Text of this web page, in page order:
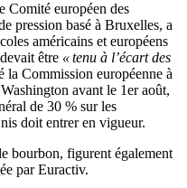
Comité européen des
pression basé à Bruxelles, a
américains et européens
être « tenu à l’écart des
la Commission européenne à
avant le 1er août,
de 30 % sur les
doit entrer en vigueur.
bourbon, figurent également
par Euractiv.